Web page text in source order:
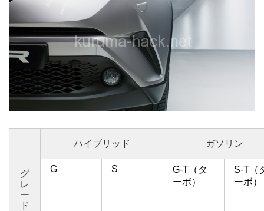
ハイブリッド ガソリン
グ
レ
ー
ド
G S
G-T（タ
ーボ）
S-T（
ーボ）